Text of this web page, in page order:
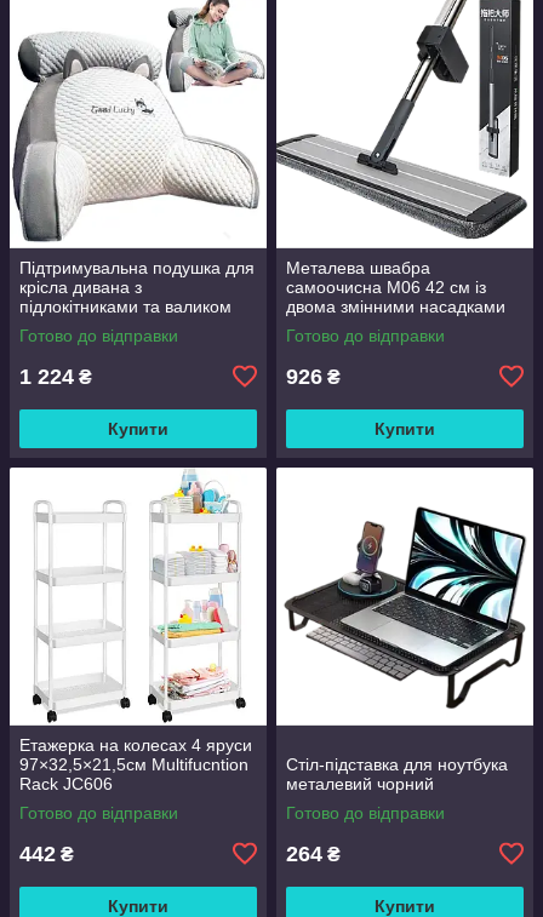
Підтримувальна подушка для
крісла дивана з
підлокітниками та валиком
Good Lucky
Готово до відправки
1 224 ₴
Купити
Металева швабра
самоочисна M06 42 см із
двома змінними насадками
Готово до відправки
926 ₴
Купити
Етажерка на колесах 4 яруси
97×32,5×21,5см Multifucntion
Rack JC606
Готово до відправки
442 ₴
Купити
Стіл-підставка для ноутбука
металевий чорний
Готово до відправки
264 ₴
Купити